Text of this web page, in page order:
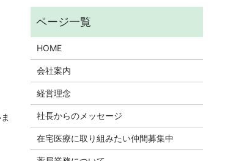
HOME
会社案内
経営理念
社長からのメッセージ
在宅医療に取り組みたい仲間募集中